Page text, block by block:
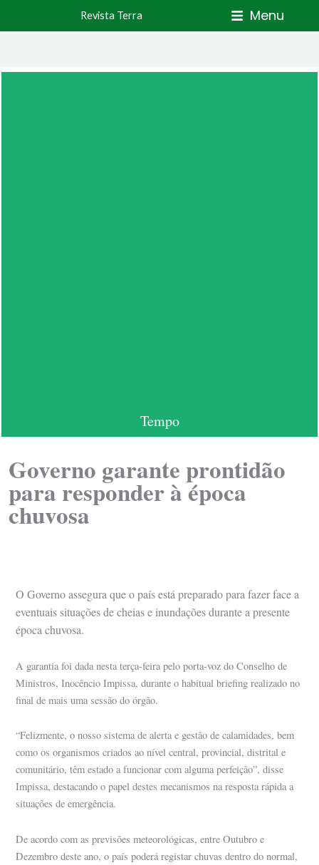
Revista Terra Menu
Tempo
Governo garante prontidão
para responder à época
chuvosa
O Governo assegura que o país está preparado para fazer face a
eventuais situações de cheias e inundações durante a presente
época chuvosa.
A garantia foi dada nesta terça-feira pelo porta-voz do Conselho de
Ministros, Inocêncio Impissa, durante o habitual briefing realizado no
final de mais uma sessão do órgão.
“Felizmente, o nosso sistema de alerta e gestão de calamidades, bem
como os organismos criados ao nível central, provincial, distrital e
comunitário, têm estado a funcionar com alguma perfeição”, disse
Impissa, destacando o papel destes mecanismos na resposta rápida a
situações de emergência.
De acordo com as previsões meteorológicas, entre Outubro e
Dezembro deste ano, o país poderá registar chuvas dentro do normal,